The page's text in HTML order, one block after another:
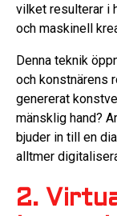
vilket resulterar i
och maskinell
Denna teknik
och konstnärens
genererat
mänsklig hand?
bjuder in till en
alltmer
2.